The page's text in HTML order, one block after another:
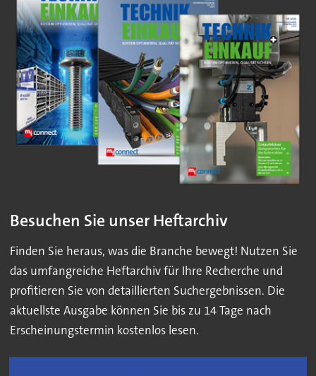
Besuchen Sie unser Heftarchiv
Finden Sie heraus, was die Branche bewegt! Nutzen Sie
das umfangreiche Heftarchiv für Ihre Recherche und
profitieren Sie von detaillierten Suchergebnissen. Die
aktuellste Ausgabe können Sie bis zu 14 Tage nach
Erscheinungstermin kostenlos lesen.